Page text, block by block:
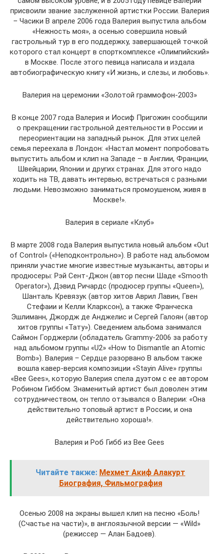
присвоили звание заслуженной артистки России. Валерия
– Часики В апреле 2006 года Валерия выпустила альбом
«Нежность моя», а осенью совершила новый
гастрольный тур в его поддержку, завершающей точкой
которого стал концерт в спорткомплексе «Олимпийский»
в Москве. После этого певица написала и издала
автобиографическую книгу «И жизнь, и слезы, и любовь».
Валерия на церемонии «Золотой граммофон-2003»
В конце 2007 года Валерия и Иосиф Пригожин сообщили
о прекращении гастрольной деятельности в России и
переориентации на западный рынок. Для этих целей
семья переехала в Лондон: «Настал момент попробовать
выпустить альбом и клип на Западе – в Англии, Франции,
Швейцарии, Японии и других странах. Для этого надо
ходить на ТВ, давать интервью, встречаться с разными
людьми. Невозможно заниматься промоушеном, живя в
Москве!».
Валерия в сериале «Клуб»
В марте 2008 года Валерия выпустила новый альбом «Out
of Control» («Неподконтрольно»). В работе над альбомом
приняли участие многие известные музыканты, авторы и
продюсеры: Рэй Сент-Джон (автор песни Шаде «Smooth
Operator»), Дэвид Ричардс (продюсер группы «Queen»),
Шанталь Кревязук (автор хитов Аврил Лавин, Гвен
Стефаии и Келли Кларксон), а также Франческа
Эшлиманн, Джордж де Анджелис и Сергей Галоян (автор
хитов группы «Тату»). Сведением альбома занимался
Саймон Горджерли (обладатель Grammy-2006 за работу
над альбомом группы «U2» «How to Dismantle an Atomic
Bomb»). Валерия – Сердце разорвано В альбом также
вошла кавер-версия композиции «Stayin Alive» группы
«Bee Gees», которую Валерия спела дуэтом с ее автором
Робином Гиббом. Знаменитый артист был доволен этим
сотрудничеством, он тепло отзывался о Валерии: «Она
действительно топовый артист в России, и она
действительно хороша!».
Валерия и Роб Гибб из Bee Gees
Читайте также: Мехмет Акиф Алакурт
Биография, Фильмография
Осенью 2008 на экраны вышел клип на песню «Боль!
(Счастье на части)», в англоязычной версии — «Wild»
(режиссер — Алан Бадоев).